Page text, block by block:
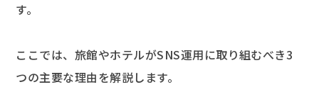
す。
ここでは、旅館やホテルがSNS運用に取り組むべき3
つの主要な理由を解説します。